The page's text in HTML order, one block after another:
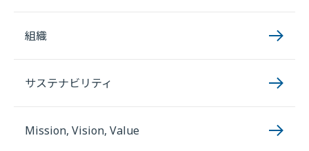
組織
サステナビリティ
Mission, Vision, Value